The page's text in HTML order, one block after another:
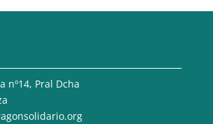
nº14, Pral Dcha